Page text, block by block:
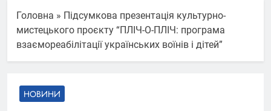
Головна » Підсумкова презентація культурно-
мистецького проєкту “ПЛІЧ-О-ПЛІЧ: програма
взаємореабілітації українських воїнів і дітей”
НОВИНИ